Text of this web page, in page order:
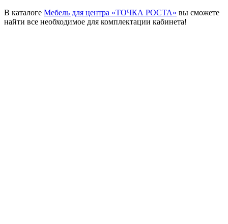
В каталоге Мебель для центра «ТОЧКА РОСТА» вы сможете
найти все необходимое для комплектации кабинета!